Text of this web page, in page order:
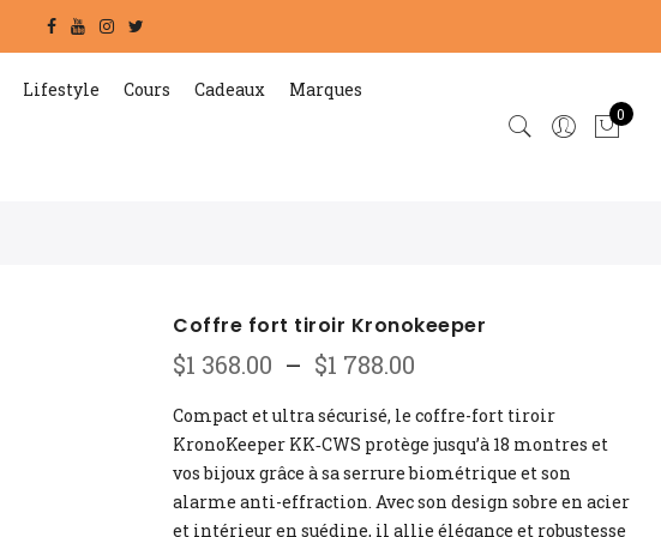
Lifestyle Cours Cadeaux Marques
0
Coffre fort tiroir Kronokeeper
$1 368.00 – $1 788.00
prix :
$1
368.00
à
$1
Compact et ultra sécurisé, le coffre-fort tiroir
KronoKeeper KK‑CWS protège jusqu’à 18 montres et
vos bijoux grâce à sa serrure biométrique et son
alarme anti-effraction. Avec son design sobre en acier
et intérieur en suédine, il allie élégance et robustesse